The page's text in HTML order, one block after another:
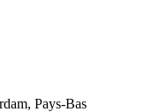
Pays-Bas